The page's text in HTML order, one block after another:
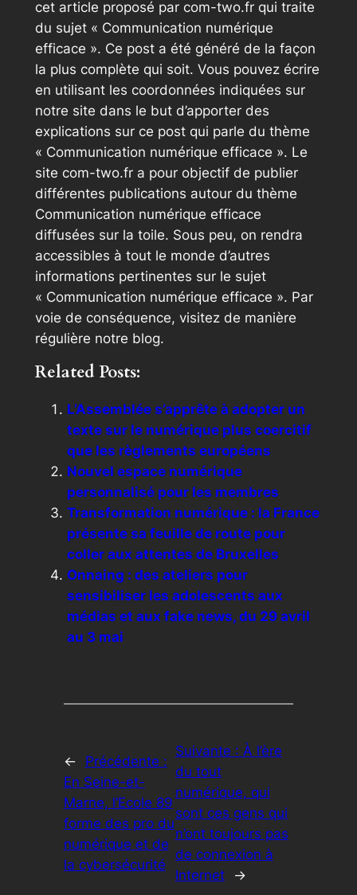
cet article proposé par com-two.fr qui traite
du sujet « Communication numérique
efficace ». Ce post a été généré de la façon
la plus complète qui soit. Vous pouvez écrire
en utilisant les coordonnées indiquées sur
notre site dans le but d’apporter des
explications sur ce post qui parle du thème
« Communication numérique efficace ». Le
site com-two.fr a pour objectif de publier
différentes publications autour du thème
Communication numérique efficace
diffusées sur la toile. Sous peu, on rendra
accessibles à tout le monde d’autres
informations pertinentes sur le sujet
« Communication numérique efficace ». Par
voie de conséquence, visitez de manière
régulière notre blog.
Related Posts:
L’Assemblée s’apprête à adopter un
texte sur le numérique plus coercitif
que les règlements européens
Nouvel espace numérique
personnalisé pour les membres
Transformation numérique : la France
présente sa feuille de route pour
coller aux attentes de Bruxelles
Onnaing : des ateliers pour
sensibiliser les adolescents aux
médias et aux fake news, du 29 avril
au 3 mai
←
Précédente :
En Seine-et-
Marne, l’Ecole 89
forme des pro du
numérique et de
la cybersécurité
Suivante : À l’ère
du tout
numérique, qui
sont ces gens qui
n’ont toujours pas
de connexion à
Internet
→